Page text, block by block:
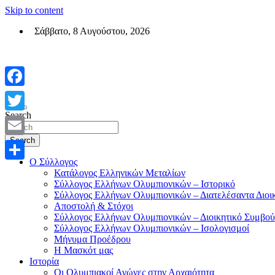
Skip to content
Σάββατο, 8 Αυγούστου, 2026
Επίσημη σελίδα του θεσμικού φορεά των Ελλήνων Ολυμπιονικών
Search
Search
Ο Σύλλογος
Κατάλογος Ελληνικών Μεταλίων
Σύλλογος Ελλήνων Ολυμπιονικών – Ιστορικό
Σύλλογος Ελλήνων Ολυμπιονικών – Διατελέσαντα
Αποστολή & Στόχοι
Σύλλογος Ελλήνων Ολυμπιονικών – Διοικητικό
Σύλλογος Ελλήνων Ολυμπιονικών – Ισολογισμοί
Μήνυμα Προέδρου
Η Μασκότ μας
Ιστορία
Οι Ολυμπιακοί Αγώνες στην Αρχαιότητα
Facebook
Twitter
Email
Μοιραστείτε